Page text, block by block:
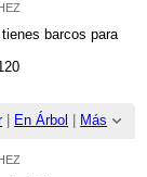
DESGUACE
barcos para
| En Árbol Más